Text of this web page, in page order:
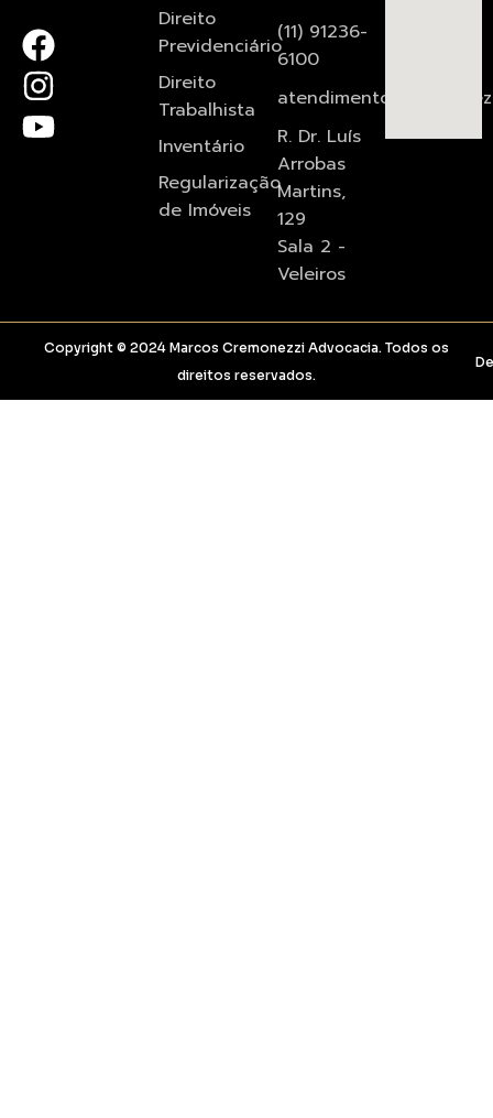
Direito
Previdenciário
Direito
Trabalhista
Inventário
Regularização
de Imóveis
(11) 91236-
6100
R. Dr. Luís
Arrobas
Martins,
129
Sala 2 -
Veleiros
Copyright © 2024 Marcos Cremonezzi Advocacia. Todos os
direitos reservados.